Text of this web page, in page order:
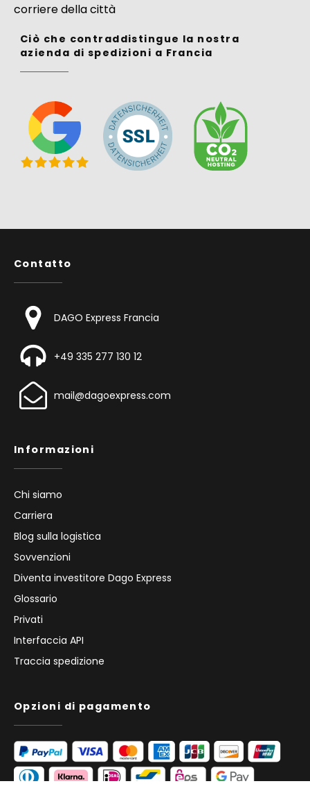
corriere della città
Ciò che contraddistingue la nostra
azienda di spedizioni a Francia
Contatto
DAGO Express Francia
+49 335 277 130 12
mail@dagoexpress.com
Informazioni
Chi siamo
Carriera
Blog sulla logistica
Sovvenzioni
Diventa investitore Dago Express
Glossario
Privati
Interfaccia API
Traccia spedizione
Opzioni di pagamento